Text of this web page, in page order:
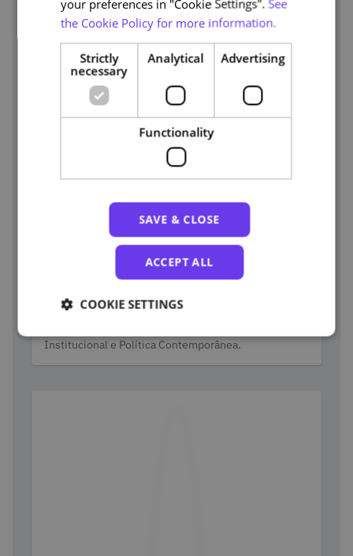
Maria Inácia Rezola
Subject-matter expert
Institucional e Política Contemporânea.
your preferences in "Cookie Settings". See
the Cookie Policy for more information.
Strictly
necessary
Analytical Advertising
Functionality
SAVE & CLOSE
ACCEPT ALL
COOKIE SETTINGS